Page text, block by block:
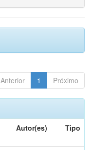
Anterior 1 Próximo
Autor(es) Tipo